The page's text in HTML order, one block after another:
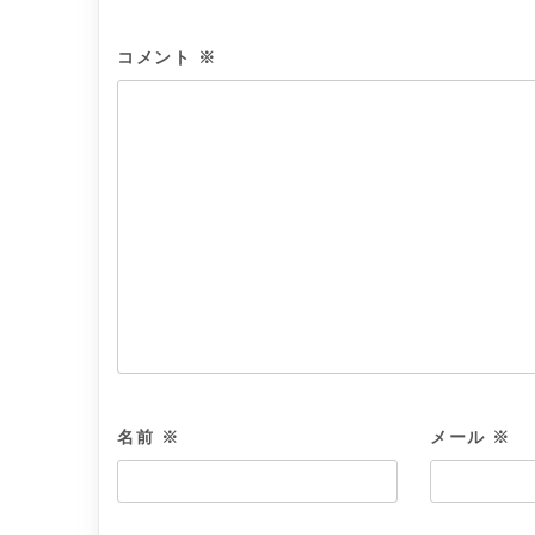
コメント ※
名前 ※ メール ※